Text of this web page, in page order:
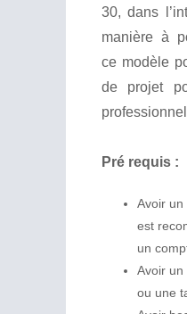
30, dans
manière à
ce modèle
de projet
Pré requis :
Avoir un
est
un
Avoir un
ou une